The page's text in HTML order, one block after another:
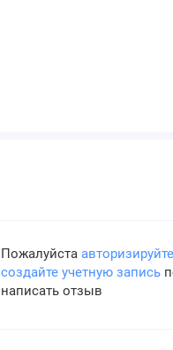
Пожалуйста
создайте учетную запись
написать отзыв